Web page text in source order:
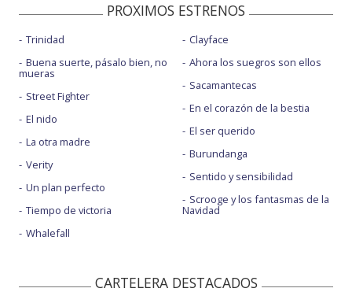
PROXIMOS ESTRENOS
Trinidad
Buena suerte, pásalo bien, no
mueras
Street Fighter
El nido
La otra madre
Verity
Un plan perfecto
Tiempo de victoria
Whalefall
Clayface
Ahora los suegros son ellos
Sacamantecas
En el corazón de la bestia
El ser querido
Burundanga
Sentido y sensibilidad
Scrooge y los fantasmas de la
Navidad
CARTELERA DESTACADOS